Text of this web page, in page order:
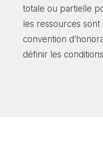
totale ou partielle
les ressources
convention
définir les